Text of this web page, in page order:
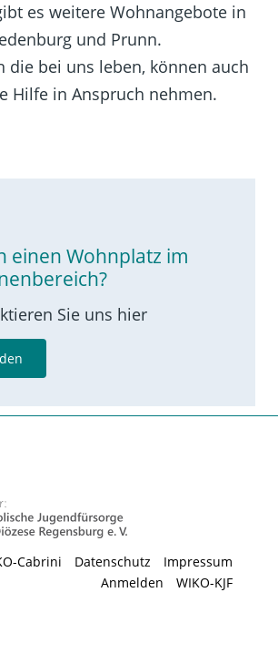
es weitere Wohnangebote in
und Prunn.
die bei uns leben, können auch
Hilfe in Anspruch nehmen.
einen Wohnplatz im
Sie uns hier
Impressum
Datenschutz
Cabrini
WIKO-KJF
Anmelden